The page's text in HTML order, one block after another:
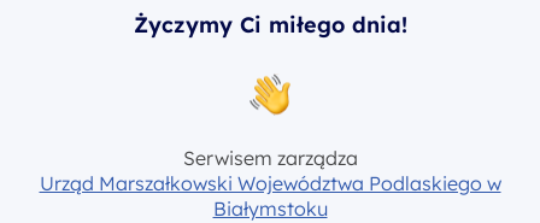
Życzymy Ci miłego dnia!
Serwisem zarządza
Urząd Marszałkowski Województwa Podlaskiego w
Białymstoku